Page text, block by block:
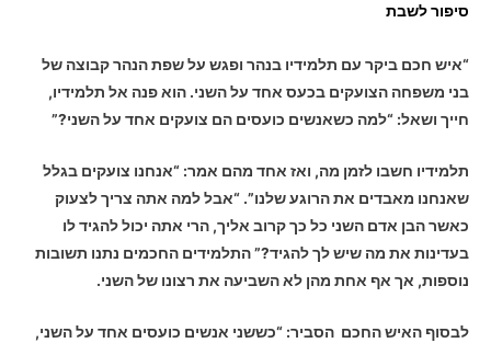
סיפור לשבת
“איש חכם ביקר עם תלמידיו בנהר ופגש על שפת הנהר קבוצה של
בני משפחה הצועקים בכעס אחד על השני. הוא פנה אל תלמידיו,
חייך ושאל: “למה כשאנשים כועסים הם צועקים אחד על השני?”
תלמידיו חשבו לזמן מה, ואז אחד מהם אמר: “אנחנו צועקים בגלל
שאנחנו מאבדים את הרוגע שלנו”. “אבל למה אתה צריך לצעוק
כאשר הבן אדם השני כל כך קרוב אליך, הרי אתה יכול להגיד לו
בעדינות את מה שיש לך להגיד?” התלמידים החכמים נתנו תשובות
נוספות, אך אף אחת מהן לא השביעה את רצונו של השני.
לבסוף האיש החכם הסביר: “כששני אנשים כועסים אחד על השני,